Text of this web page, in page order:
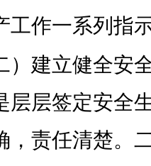
工作一系列指
）建立健全安
层层签定安全
， 责任清楚。